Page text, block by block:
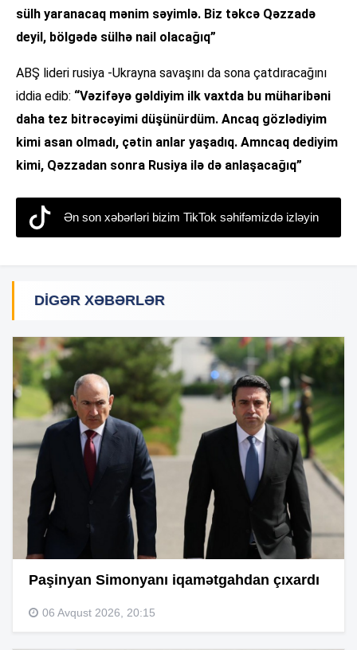
sülh yaranacaq mənim səyimlə. Biz təkcə Qəzzadə
deyil, bölgədə sülhə nail olacağıq”
ABŞ lideri rusiya -Ukrayna savaşını da sona çatdıracağını
iddia edib: “Vəzifəyə gəldiyim ilk vaxtda bu müharibəni
daha tez bitrəcəyimi düşünürdüm. Ancaq gözlədiyim
kimi asan olmadı, çətin anlar yaşadıq. Amncaq dediyim
kimi, Qəzzadan sonra Rusiya ilə də anlaşacağıq”
Ən son xəbərləri bizim TikTok səhifəmizdə izləyin
DIGƏR XƏBƏRLƏR
Paşinyan Simonyanı iqamətgahdan çıxardı
06 Avqust 2026, 20:15